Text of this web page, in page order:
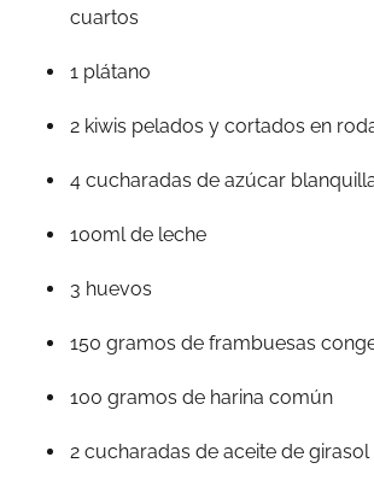
cuartos
1 plátano
2 kiwis pelados y cortados en
4 cucharadas de azúcar
100ml de leche
3 huevos
150 gramos de frambuesas
100 gramos de harina común
2 cucharadas de aceite de girasol